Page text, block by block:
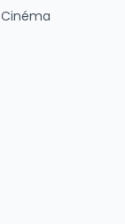
Cinéma